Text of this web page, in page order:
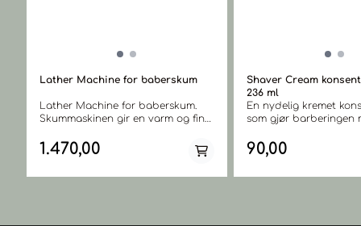
Lather Machine for baberskum
Lather Machine for baberskum.
Skummaskinen gir en varm og fin
mest tøffe skjegget. Kombiner med
konsentrert barberkrem art.nr. 1923.
1.470,00
Shaver Cream
236 ml
En nydelig kremet
som gjør barberingen
Barberkrem for Lather
barbermaskinen art.nr.
90,00